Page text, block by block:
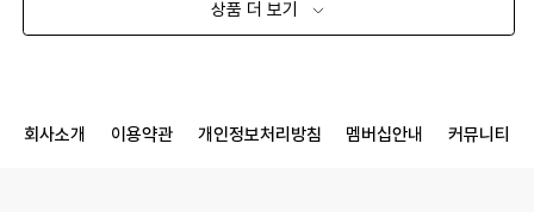
상품 더 보기
회사소개 이용약관 개인정보처리방침 멤버십안내 커뮤니티